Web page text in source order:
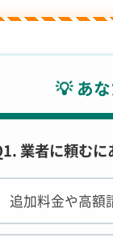
💡 あ
業者に頼むに
追加料金や高額